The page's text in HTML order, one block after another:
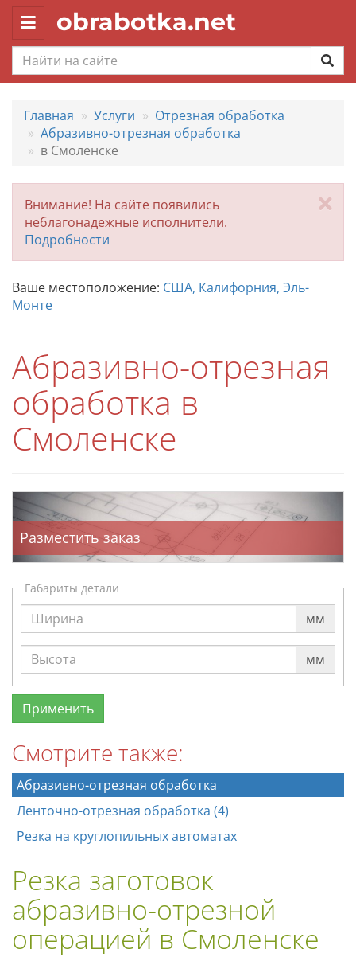
Toggle
navigation
obrabotka.net
Главная Услуги
Отрезная обработка
Абразивно-отрезная обработка
в Смоленске
Внимание! На сайте появились
неблагонадежные исполнители.
Подробности
Ваше местоположение: США, Калифорния, Эль-
Монте
Абразивно-отрезная
обработка в
Смоленске
Разместить заказ
Габариты детали
мм
мм
Смотрите также:
Абразивно-отрезная обработка
Ленточно-отрезная обработка (4)
Резка на круглопильных автоматах
Резка заготовок
абразивно-отрезной
операцией в Смоленске